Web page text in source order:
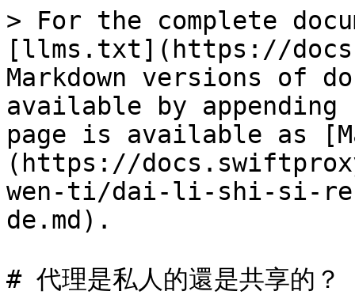
> For the complete
[llms.txt](https://
Markdown versions of
available by
page is available as
(https://
wen-ti/dai-li-shi-si-
de.md).
# 代理是私人的還是共享的？